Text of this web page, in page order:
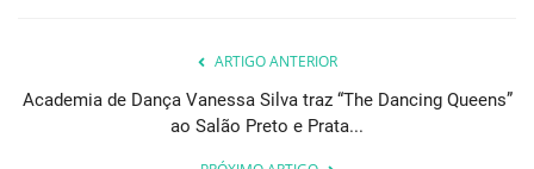
ARTIGO ANTERIOR
Academia de Dança Vanessa Silva traz “The Dancing Queens”
ao Salão Preto e Prata...